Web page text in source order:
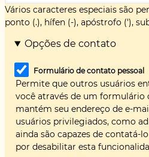
Vários caracteres especiais são
ponto (.), hífen (-), apóstrofo ('),
Opções de contato
Formulário de contato pessoal
Permite que outros usuários
você através de um formulário
mantém seu endereço de e-
usuários privilegiados, como
ainda são capazes de contatá-
por desabilitar esta